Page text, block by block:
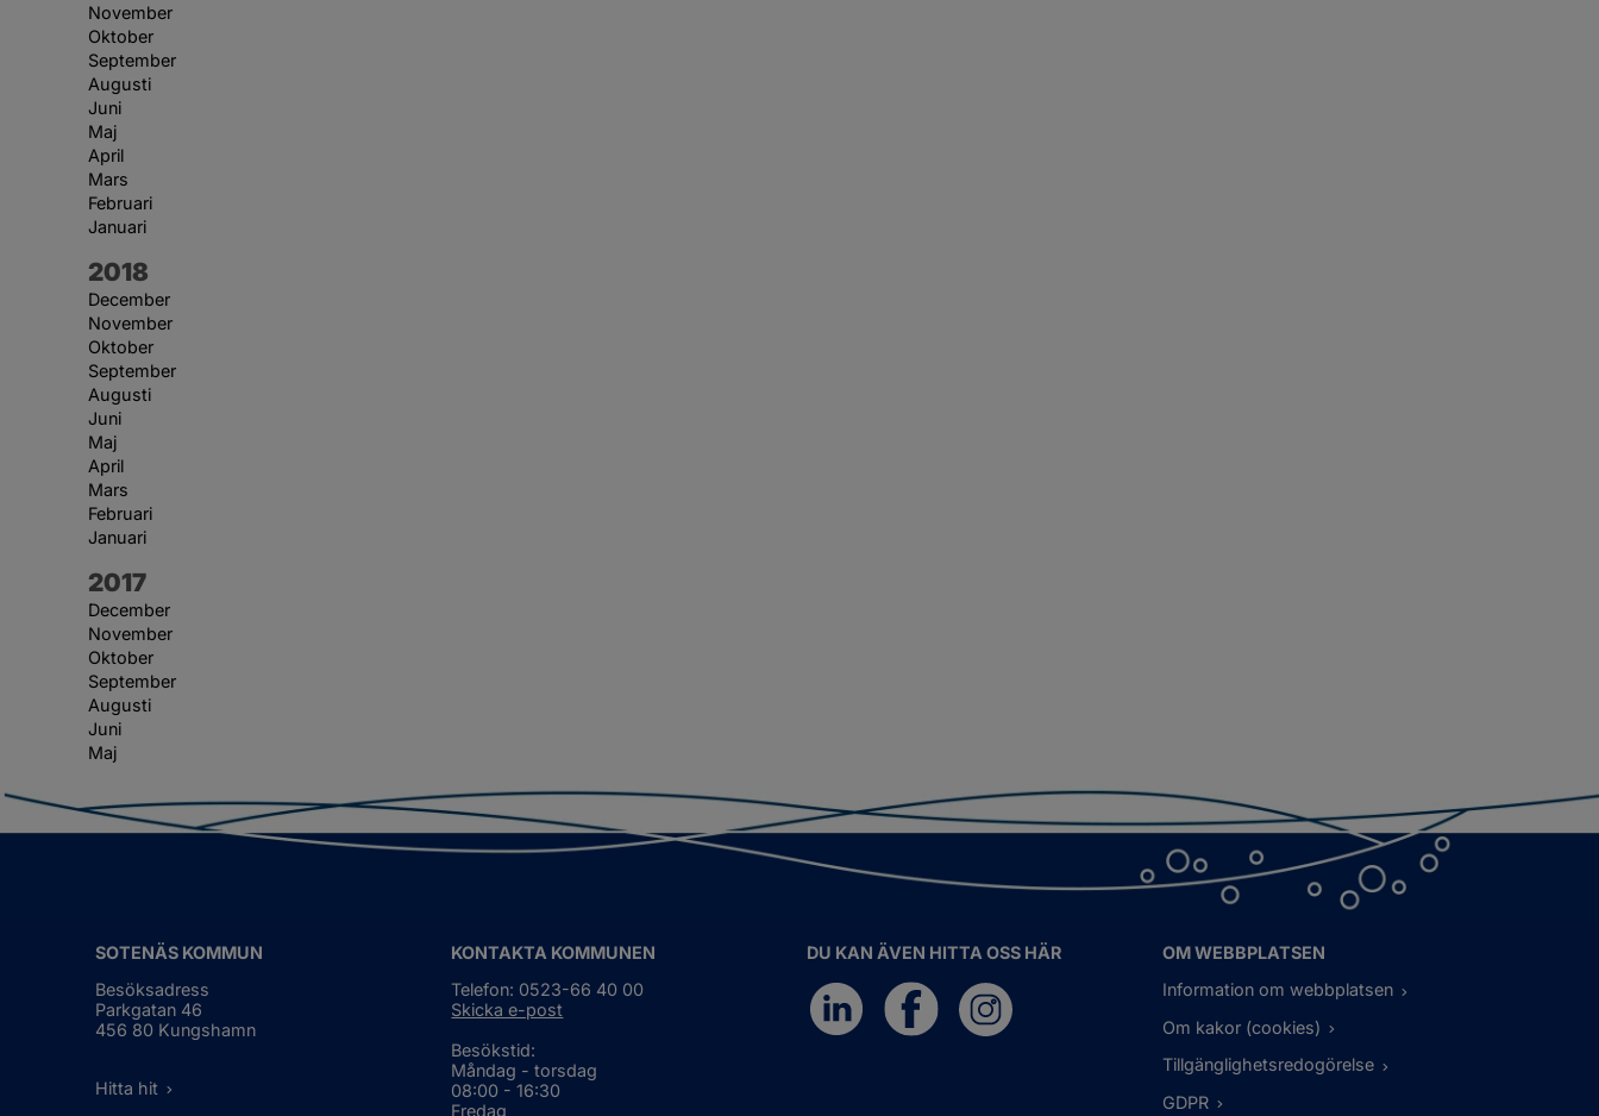
November
Oktober
September
Augusti
Juni
Maj
April
Mars
Februari
Januari
År:
2018
December
November
Oktober
September
Augusti
Juni
Maj
April
Mars
Februari
Januari
År:
2017
December
November
Oktober
September
Augusti
Juni
Maj
SOTENÄS KOMMUN
Besöksadress
Parkgatan 46
456 80 Kungshamn
Hitta hit
KONTAKTA KOMMUNEN
Telefon: 0523-66 40 00
Skicka e-post
Besökstid:
Måndag - torsdag
08:00 - 16:30
Fredag
DU KAN ÄVEN HITTA OSS HÄR
OM WEBBPLATSEN
Information om webbplatsen
Om kakor (cookies)
Tillgänglighetsredogörelse
GDPR